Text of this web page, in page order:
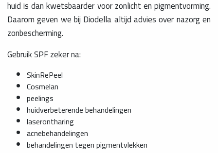
huid is dan kwetsbaarder voor zonlicht en pigmentvorming.
Daarom geven we bij Diodella altijd advies over nazorg en
zonbescherming.
Gebruik SPF zeker na:
SkinRePeel
Cosmelan
peelings
huidverbeterende behandelingen
laserontharing
acnebehandelingen
behandelingen tegen pigmentvlekken